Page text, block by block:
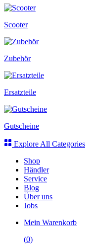
Scooter
Zubehör
Ersatzteile
Gutscheine
Explore All Categories
Shop
Händler
Service
Blog
Über uns
Jobs
Mein Warenkorb
(0)